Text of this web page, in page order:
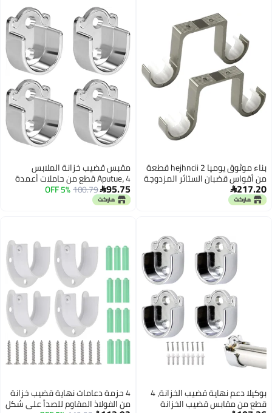
بناء موثوق يوميا hejhncii 2 قطعة
من أقواس قضبان الستائر المزدوجة
الثقيلة من سبائك الألومنيوم،
217.20
مقبس قضيب خزانة الملابس
Aputue، 4 قطع من حاملات أعمدة
الخزانة المصنوعة من سبائك الزنك
السميكة مع براغي، شفة على
95.75
100.79
5% OFF
بوكيلا دعم نهاية قضيب الخزانة، 4
قطع من مقابس قضيب الخزانة
4 حزمة دعامات نهاية قضيب خزانة
من الفولاذ المقاوم للصدأ على شكل